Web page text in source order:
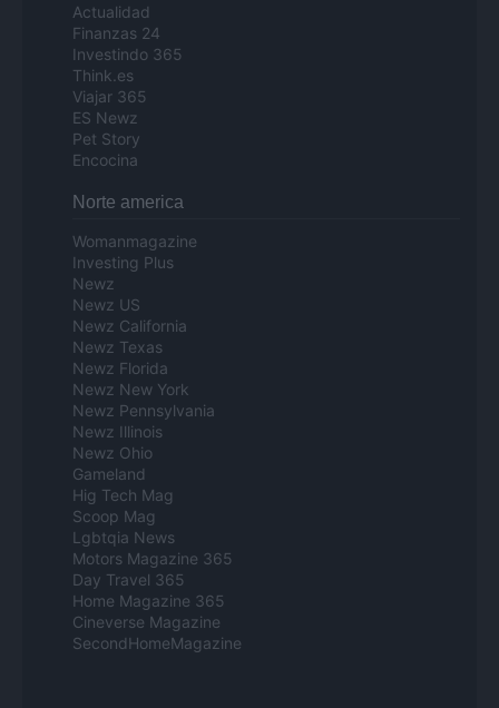
Actualidad
Finanzas 24
Investindo 365
Think.es
Viajar 365
ES Newz
Pet Story
Encocina
Norte america
Womanmagazine
Investing Plus
Newz
Newz US
Newz California
Newz Texas
Newz Florida
Newz New York
Newz Pennsylvania
Newz Illinois
Newz Ohio
Gameland
Hig Tech Mag
Scoop Mag
Lgbtqia News
Motors Magazine 365
Day Travel 365
Home Magazine 365
Cineverse Magazine
SecondHomeMagazine